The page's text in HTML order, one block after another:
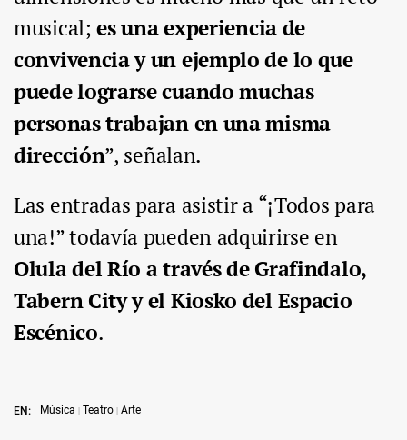
EN: Música Teatro Arte
musical;es una experiencia de
convivencia y un ejemplo de lo que
puede lograrse cuando muchas
personas trabajan en una misma
dirección”, señalan.
Las entradas para asistir a “¡Todos para
una!” todavía pueden adquirirse en
Olula del Río a través de Grafindalo,
Tabern City y el Kiosko del Espacio
Escénico.